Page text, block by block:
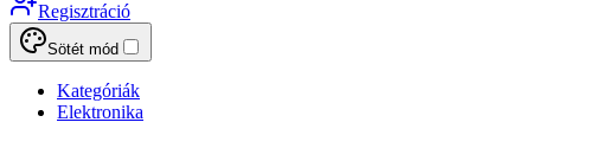
Regisztráció
Sötét mód
Kategóriák
Elektronika